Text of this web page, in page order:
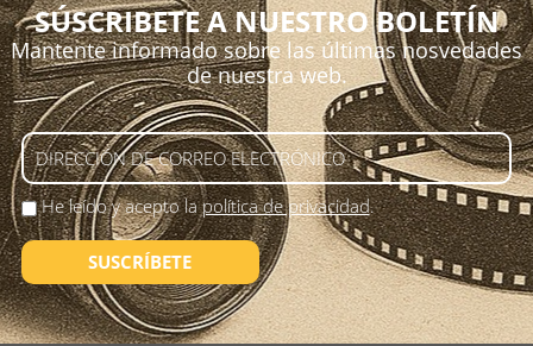
SÚSCRIBETE A NUESTRO BOLETÍN
Mantente informado sobre las últimas nosvedades
de nuestra web.
He leído y acepto lapolítica de privacidad.
SUSCRÍBETE